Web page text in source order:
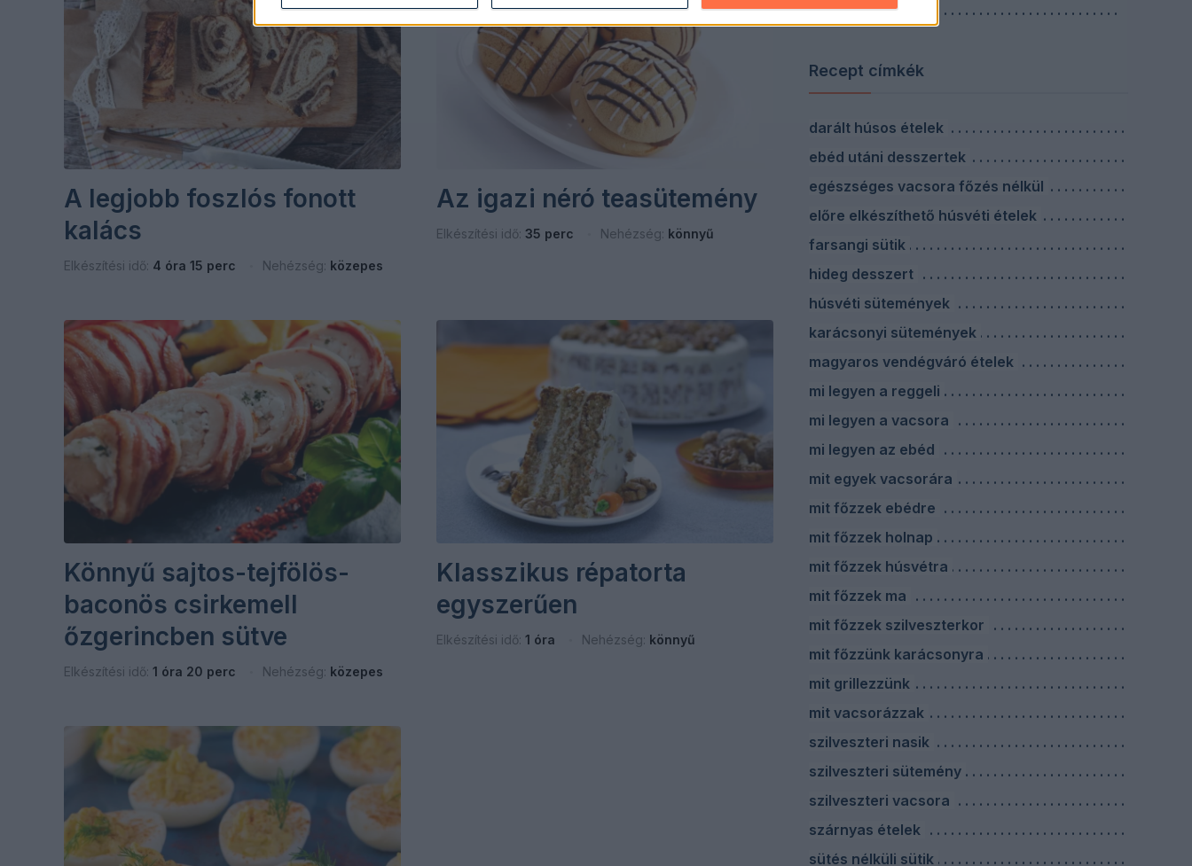
A legjobb foszlós fonott
kalács
Elkészítési idő: 4 óra 15 perc Nehézség: közepes
Az igazi néró teasütemény
Elkészítési idő: 35 perc Nehézség: könnyű
Könnyű sajtos-tejfölös-
baconös csirkemell
őzgerincben sütve
Elkészítési idő: 1 óra 20 perc Nehézség: közepes
Klasszikus répatorta
egyszerűen
Elkészítési idő: 1 óra Nehézség: könnyű
Zöldséges ételek
Recept címkék
darált húsos ételek
ebéd utáni desszertek
egészséges vacsora főzés nélkül
előre elkészíthető húsvéti ételek
farsangi sütik
hideg desszert
húsvéti sütemények
karácsonyi sütemények
magyaros vendégváró ételek
mi legyen a reggeli
mi legyen a vacsora
mi legyen az ebéd
mit egyek vacsorára
mit főzzek ebédre
mit főzzek holnap
mit főzzek húsvétra
mit főzzek ma
mit főzzek szilveszterkor
mit főzzünk karácsonyra
mit grillezzünk
mit vacsorázzak
szilveszteri nasik
szilveszteri sütemény
szilveszteri vacsora
szárnyas ételek
sütés nélküli sütik